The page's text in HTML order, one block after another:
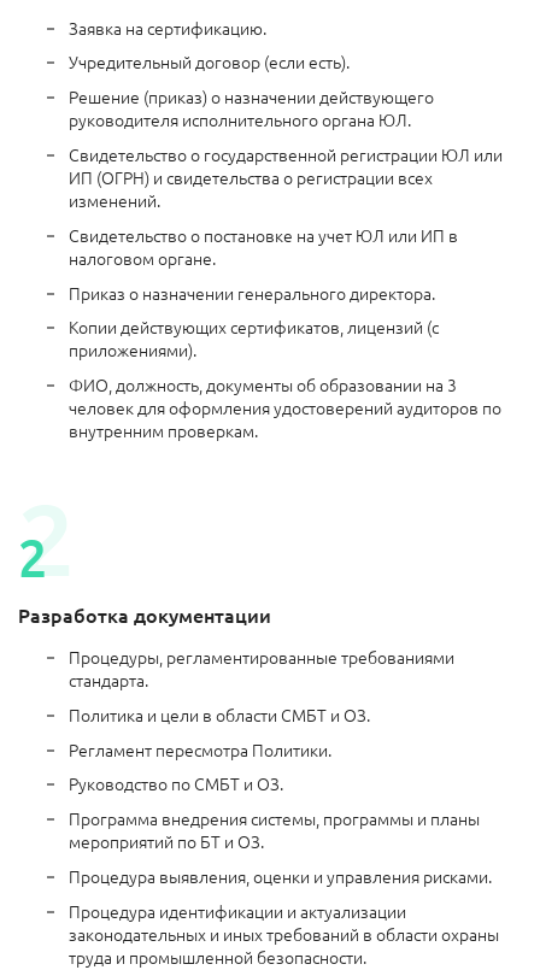
Заявка на сертификацию.
Учредительный договор (если есть).
Решение (приказ) о назначении действующего
руководителя исполнительного органа ЮЛ.
Свидетельство о государственной регистрации ЮЛ или
ИП (ОГРН) и свидетельства о регистрации всех
изменений.
Свидетельство о постановке на учет ЮЛ или ИП в
налоговом органе.
Приказ о назначении генерального директора.
Копии действующих сертификатов, лицензий (с
приложениями).
ФИО, должность, документы об образовании на 3
человек для оформления удостоверений аудиторов по
внутренним проверкам.
Разработка документации
Процедуры, регламентированные требованиями
стандарта.
Политика и цели в области СМБТ и ОЗ.
Регламент пересмотра Политики.
Руководство по СМБТ и ОЗ.
Программа внедрения системы, программы и планы
мероприятий по БТ и ОЗ.
Процедура выявления, оценки и управления рисками.
Процедура идентификации и актуализации
законодательных и иных требований в области охраны
труда и промышленной безопасности.